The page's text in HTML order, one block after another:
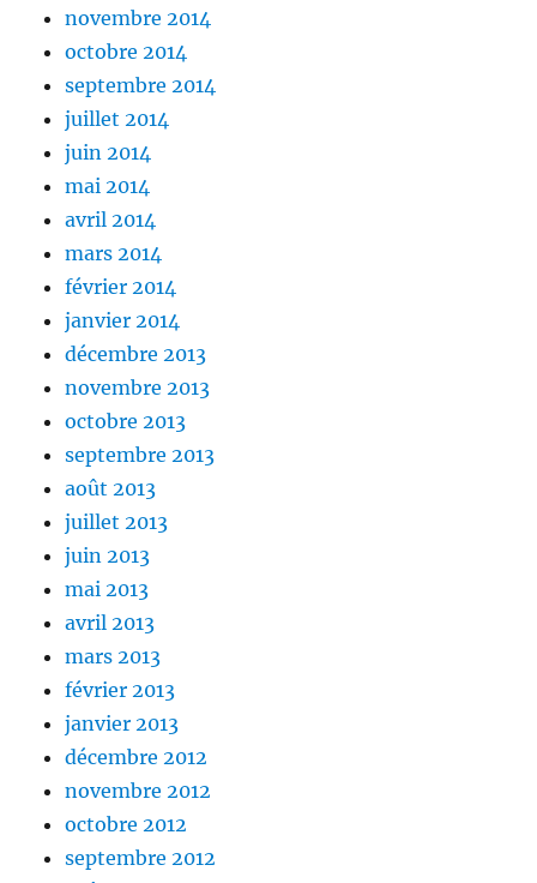
novembre 2014
octobre 2014
septembre 2014
juillet 2014
juin 2014
mai 2014
avril 2014
mars 2014
février 2014
janvier 2014
décembre 2013
novembre 2013
octobre 2013
septembre 2013
août 2013
juillet 2013
juin 2013
mai 2013
avril 2013
mars 2013
février 2013
janvier 2013
décembre 2012
novembre 2012
octobre 2012
septembre 2012